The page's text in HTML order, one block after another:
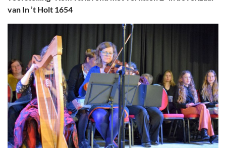
Prikbord & Aanbiedingen
van In ’t Holt 1654